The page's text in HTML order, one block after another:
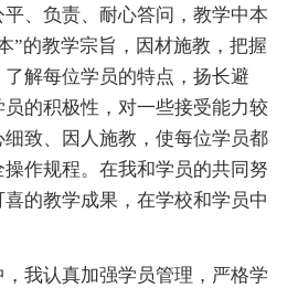
、负责、耐心答问，教学中本
”的教学宗旨，因材施教，把握
解每位学员的特点，扬长避
的积极性，对一些接受能力较
致、因人施教，使每位学员都
作规程。在我和学员的共同努
的教学成果，在学校和学员中
我认真加强学员管理，严格学